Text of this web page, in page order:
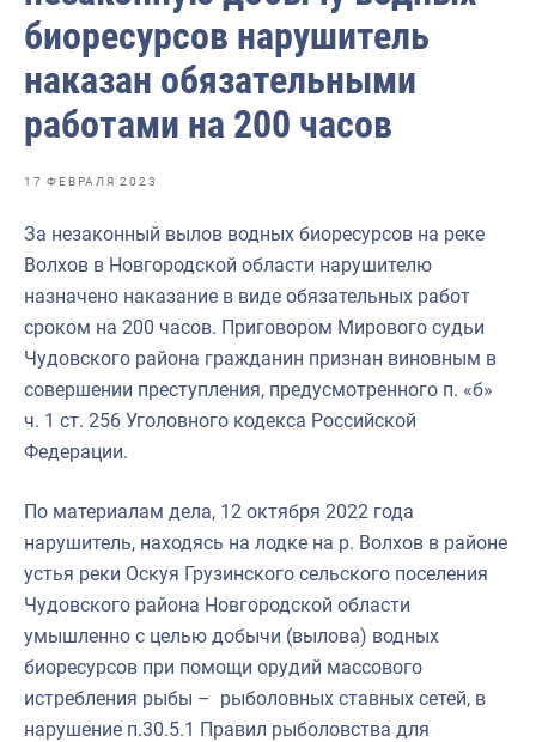
Волго-Каспийское
Восточно-Сибирское
Енисейское
Нижнеобское
Охотское
Приморское
Северо-Восточное
Северо-Кавказское
биоресурсов нарушитель
наказан обязательными
работами на 200 часов
17 ФЕВРАЛЯ 2023
За незаконный вылов водных биоресурсов на реке
Волхов в Новгородской области нарушителю
назначено наказание в виде обязательных работ
сроком на 200 часов. Приговором Мирового судьи
Чудовского района гражданин признан виновным в
совершении преступления, предусмотренного п. «б»
ч. 1 ст. 256 Уголовного кодекса Российской
Федерации.
По материалам дела, 12 октября 2022 года
нарушитель, находясь на лодке на р. Волхов в районе
устья реки Оскуя Грузинского сельского поселения
Чудовского района Новгородской области
умышленно с целью добычи (вылова) водных
биоресурсов при помощи орудий массового
истребления рыбы – рыболовных ставных сетей, в
нарушение п.30.5.1 Правил рыболовства для